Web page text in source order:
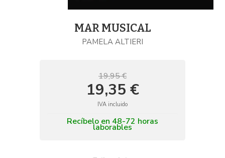
MAR MUSICAL
PAMELA ALTIERI
19,95 €
19,35 €
IVA incluido
Recíbelo en 48-72 horas
laborables